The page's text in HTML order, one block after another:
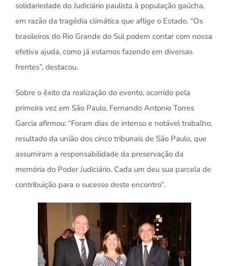
solidariedade do Judiciário paulista à população gaúcha,
em razão da tragédia climática que aflige o Estado. “Os
brasileiros do Rio Grande do Sul podem contar com nossa
efetiva ajuda, como já estamos fazendo em diversas
frentes”, destacou.
Sobre o êxito da realização do evento, ocorrido pela
primeira vez em São Paulo, Fernando Antonio Torres
Garcia afirmou: “Foram dias de intenso e notável trabalho,
resultado da união dos cinco tribunais de São Paulo, que
assumiram a responsabilidade da preservação da
memória do Poder Judiciário. Cada um deu sua parcela de
contribuição para o sucesso deste encontro”.